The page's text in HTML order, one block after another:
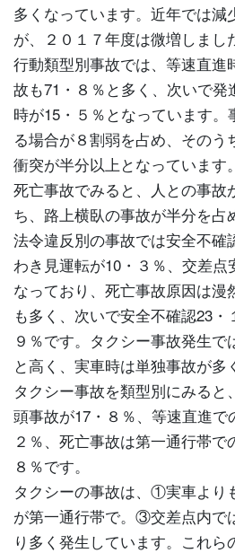
多くなっています。近年では減
が、２０１７年度は微増しまし
行動類型別事故では、等速直進
故も71・８％と多く、次いで
時が15・５％となっています
る場合が８割弱を占め、その
衝突が半分以上となっています。
死亡事故でみると、人との事故
ち、路上横臥の事故が半分を占
法令違反別の事故では安全不確
わき見運転が10・３％、交差点
なっており、死亡事故原因は漫
も多く、次いで安全不確認23・
９％です。タクシー事故発生で
と高く、実車時は単独事故が多
タクシー事故を類型別にみると
頭事故が17・８％、等速直進で
２％、死亡事故は第一通行帯で
８％です。
タクシーの事故は、①実車よ
が第一通行帯で。③交差点内で
り多く発生しています。これら